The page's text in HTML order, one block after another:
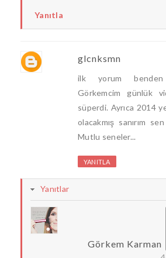
Yanıtla
glcnksmn
ilk yorum
Görkemcim günlük
süperdi. Ayrıca 2014
olacakmış sanırım
Mutlu seneler...
YANITLA
Yanıtlar
Görkem Karman